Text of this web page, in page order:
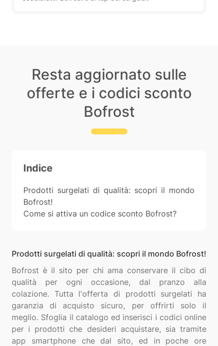
Resta aggiornato sulle
offerte e i codici sconto
Bofrost
Indice
Prodotti surgelati di qualità: scopri il mondo
Bofrost!
Come si attiva un codice sconto Bofrost?
Prodotti surgelati di qualità: scopri il mondo Bofrost!
Bofrost è il sito per chi ama conservare il cibo di
qualità per ogni occasione, dal pranzo alla
colazione. Tutta l'offerta di prodotti surgelati ha
garanzia di acquisto sicuro, per offrirti solo il
meglio. Sfoglia il catalogo ed inserisci i codici online
per i prodotti che desideri acquistare, sia tramite
app smartphone che dal sito, ed in poche ore